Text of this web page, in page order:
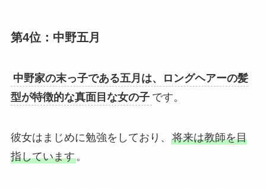
第4位：中野五月
中野家の末っ子である五月は、ロングヘアーの髪
型が特徴的な真面目な女の子 です。
彼女はまじめに勉強をしており、 将来は教師を目
指しています。